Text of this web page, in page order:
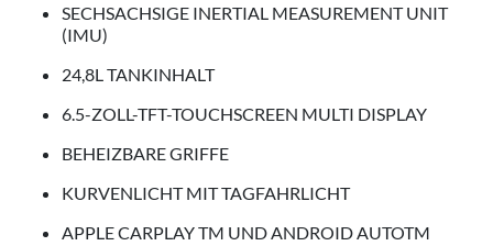
SECHSACHSIGE INERTIAL MEASUREMENT UNIT
(IMU)
24,8L TANKINHALT
6.5-ZOLL-TFT-TOUCHSCREEN MULTI DISPLAY
BEHEIZBARE GRIFFE
KURVENLICHT MIT TAGFAHRLICHT
APPLE CARPLAY TM UND ANDROID AUTOTM